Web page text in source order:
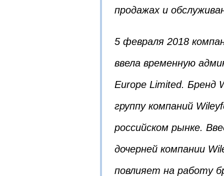
продажах и
5 февраля 2018
ввела временную
Europe Limited. Бренд
группу компаний
российском рынке.
дочерней компании
повлияет на работу